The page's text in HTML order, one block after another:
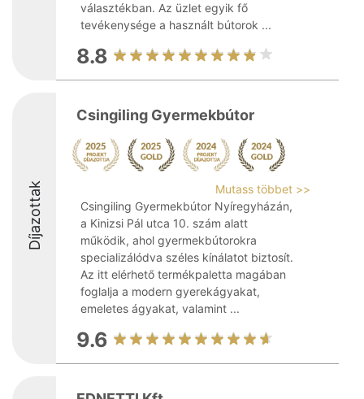
választékban. Az üzlet egyik fő
tevékenysége a használt bútorok ...
8.8
Díjazottak
Csingiling Gyermekbútor
Mutass többet >>
Csingiling Gyermekbútor Nyíregyházán,
a Kinizsi Pál utca 10. szám alatt
működik, ahol gyermekbútorokra
specializálódva széles kínálatot biztosít.
Az itt elérhető termékpaletta magában
foglalja a modern gyerekágyakat,
emeletes ágyakat, valamint ...
9.6